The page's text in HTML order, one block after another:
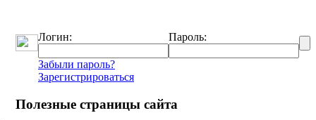
Логин: Пароль:
Забыли пароль?
Зарегистрироваться
Полезные страницы сайта